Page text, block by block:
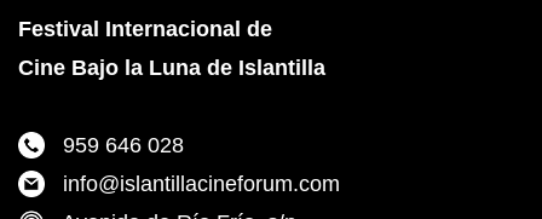
Festival Internacional de
Cine Bajo la Luna de Islantilla
959 646 028
info@islantillacineforum.com